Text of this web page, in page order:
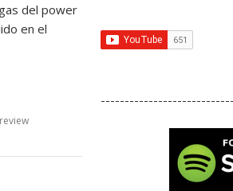
del power
en el
review